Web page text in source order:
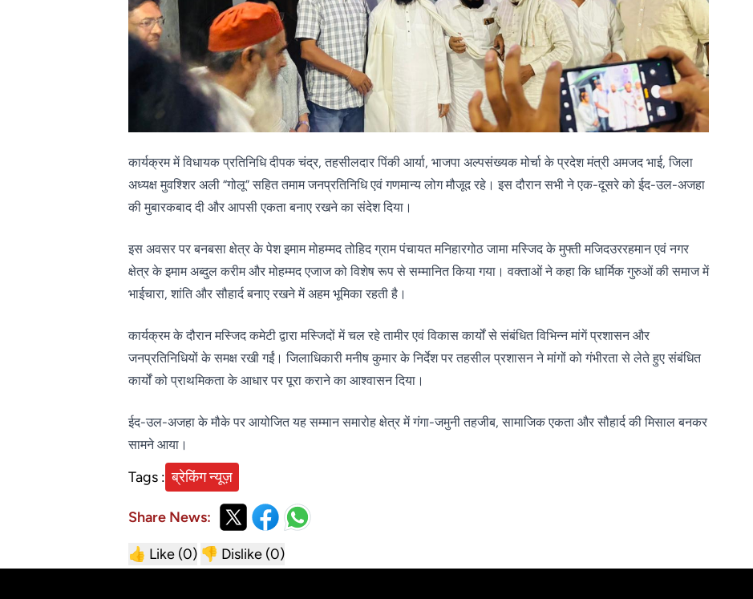
कार्यक्रम में विधायक प्रतिनिधि दीपक चंद्र, तहसीलदार पिंकी आर्या, भाजपा अल्पसंख्यक मोर्चा के प्रदेश मंत्री अमजद भाई, जिला
अध्यक्ष मुवश्शिर अली “गोलू” सहित तमाम जनप्रतिनिधि एवं गणमान्य लोग मौजूद रहे। इस दौरान सभी ने एक-दूसरे को ईद-उल-अजहा
की मुबारकबाद दी और आपसी एकता बनाए रखने का संदेश दिया।
इस अवसर पर बनबसा क्षेत्र के पेश इमाम मोहम्मद तोहिद ग्राम पंचायत मनिहारगोठ जामा मस्जिद के मुफ्ती मजिदउररहमान एवं नगर
क्षेत्र के इमाम अब्दुल करीम और मोहम्मद एजाज को विशेष रूप से सम्मानित किया गया। वक्ताओं ने कहा कि धार्मिक गुरुओं की समाज में
भाईचारा, शांति और सौहार्द बनाए रखने में अहम भूमिका रहती है।
कार्यक्रम के दौरान मस्जिद कमेटी द्वारा मस्जिदों में चल रहे तामीर एवं विकास कार्यों से संबंधित विभिन्न मांगें प्रशासन और
जनप्रतिनिधियों के समक्ष रखी गईं। जिलाधिकारी मनीष कुमार के निर्देश पर तहसील प्रशासन ने मांगों को गंभीरता से लेते हुए संबंधित
कार्यों को प्राथमिकता के आधार पर पूरा कराने का आश्वासन दिया।
ईद-उल-अजहा के मौके पर आयोजित यह सम्मान समारोह क्षेत्र में गंगा-जमुनी तहजीब, सामाजिक एकता और सौहार्द की मिसाल बनकर
सामने आया।
Tags : ब्रेकिंग न्यूज़
Share News:
👍 Like (0) 👎 Dislike (0)